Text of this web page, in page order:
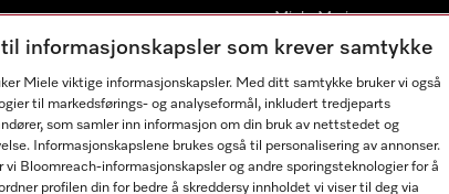
Miele Marine
Arkitekter & byggherrer
informasjonskapsler som krever samtykke
Miele viktige informasjonskapsler. Med ditt samtykke bruker vi også
til markedsførings- og analyseformål, inkludert tredjeparts
som samler inn informasjon om din bruk av nettstedet og
Informasjonskapslene brukes også til personalisering av annonser.
Bloomreach-informasjonskapsler og andre sporingsteknologier for å
profilen din for bedre å skreddersy innholdet vi viser til deg via